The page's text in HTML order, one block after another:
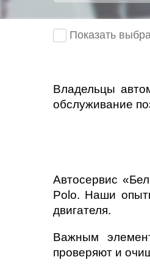
Показать
Владельцы
обслуживание
Автосервис
Polo. Наши
двигателя.
Важным
проверяют и